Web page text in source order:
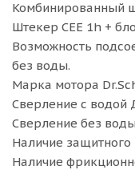
Комбинированный
Штекер СЕЕ 1h +
Возможность
без воды.
Марка мотора
Сверление с водой
Сверление без
Наличие
Наличие